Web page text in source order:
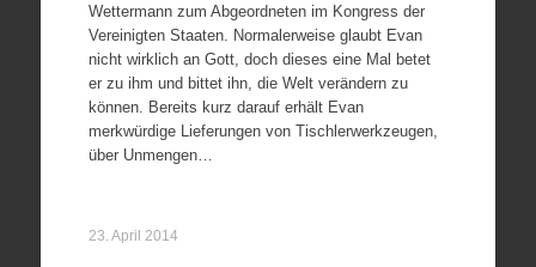
Wettermann zum Abgeordneten im Kongress der
Vereinigten Staaten. Normalerweise glaubt Evan
nicht wirklich an Gott, doch dieses eine Mal betet
er zu ihm und bittet ihn, die Welt verändern zu
können. Bereits kurz darauf erhält Evan
merkwürdige Lieferungen von Tischlerwerkzeugen,
über Unmengen…
23. April 2014